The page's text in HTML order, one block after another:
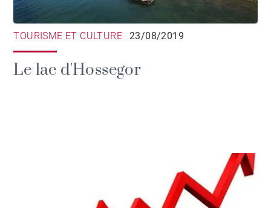
TOURISME ET CULTURE 23/08/2019
Le lac d'Hossegor